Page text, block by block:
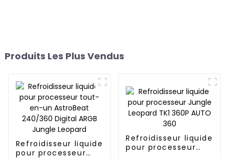
Produits Les Plus Vendus
Refroidisseur liquide
pour processeur
Refroidisseur liquide
pour processeur